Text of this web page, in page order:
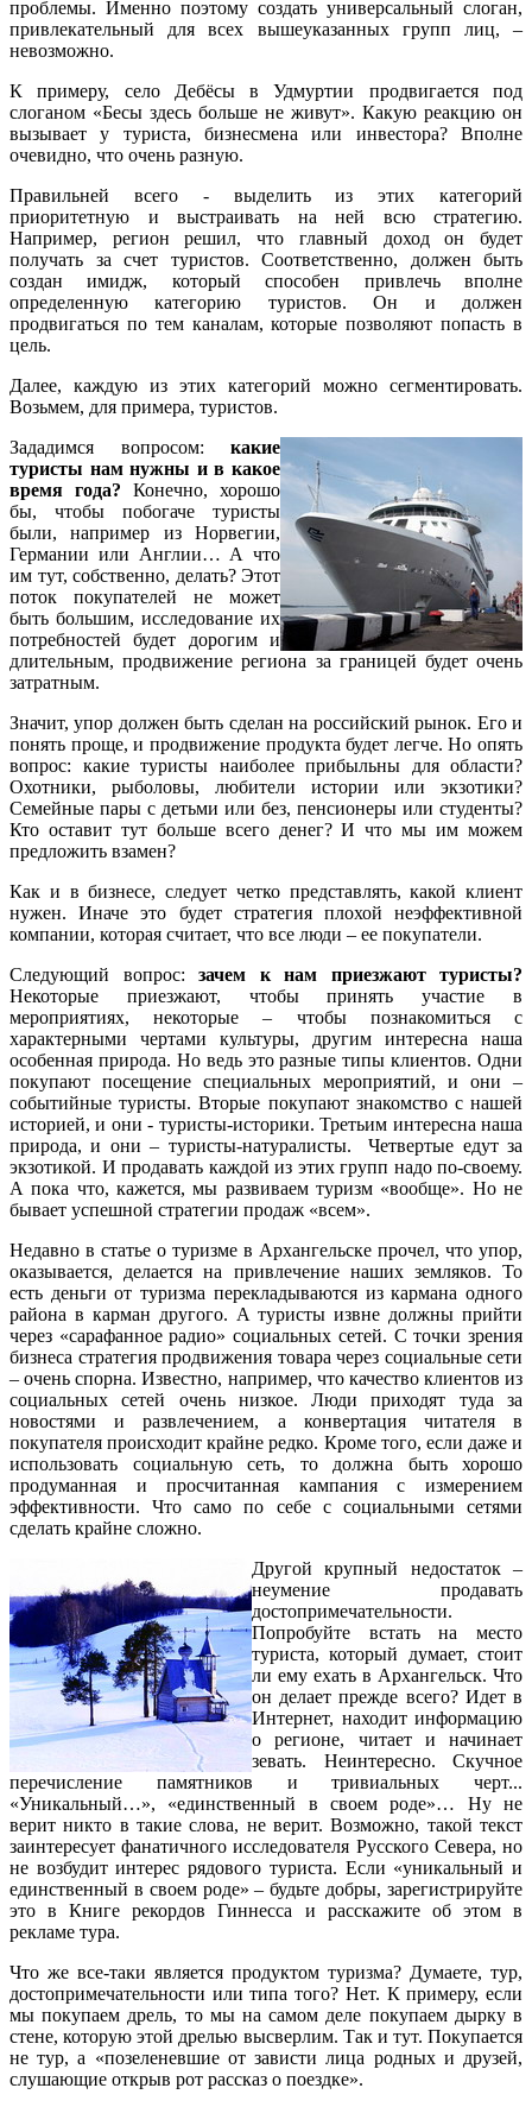
проблемы. Именно поэтому создать универсальный слоган,
привлекательный для всех вышеуказанных групп лиц, –
невозможно.
К примеру, село Дебёсы в Удмуртии продвигается под
слоганом «Бесы здесь больше не живут». Какую реакцию он
вызывает у туриста, бизнесмена или инвестора? Вполне
очевидно, что очень разную.
Правильней всего - выделить из этих категорий
приоритетную и выстраивать на ней всю стратегию.
Например, регион решил, что главный доход он будет
получать за счет туристов. Соответственно, должен быть
создан имидж, который способен привлечь вполне
определенную категорию туристов. Он и должен
продвигаться по тем каналам, которые позволяют попасть в
цель.
Далее, каждую из этих категорий можно сегментировать.
Возьмем, для примера, туристов.
Зададимся вопросом: какие
туристы нам нужны и в какое
время года? Конечно, хорошо
бы, чтобы побогаче туристы
были, например из Норвегии,
Германии или Англии… А что
им тут, собственно, делать? Этот
поток покупателей не может
быть большим, исследование их
потребностей будет дорогим и
длительным, продвижение региона за границей будет очень
затратным.
Значит, упор должен быть сделан на российский рынок. Его и
понять проще, и продвижение продукта будет легче. Но опять
вопрос: какие туристы наиболее прибыльны для области?
Охотники, рыболовы, любители истории или экзотики?
Семейные пары с детьми или без, пенсионеры или студенты?
Кто оставит тут больше всего денег? И что мы им можем
предложить взамен?
Как и в бизнесе, следует четко представлять, какой клиент
нужен. Иначе это будет стратегия плохой неэффективной
компании, которая считает, что все люди – ее покупатели.
Следующий вопрос: зачем к нам приезжают туристы?
Некоторые приезжают, чтобы принять участие в
мероприятиях, некоторые – чтобы познакомиться с
характерными чертами культуры, другим интересна наша
особенная природа. Но ведь это разные типы клиентов. Одни
покупают посещение специальных мероприятий, и они –
событийные туристы. Вторые покупают знакомство с нашей
историей, и они - туристы-историки. Третьим интересна наша
природа, и они – туристы-натуралисты. Четвертые едут за
экзотикой. И продавать каждой из этих групп надо по-своему.
А пока что, кажется, мы развиваем туризм «вообще». Но не
бывает успешной стратегии продаж «всем».
Недавно в статье о туризме в Архангельске прочел, что упор,
оказывается, делается на привлечение наших земляков. То
есть деньги от туризма перекладываются из кармана одного
района в карман другого. А туристы извне должны прийти
через «сарафанное радио» социальных сетей. С точки зрения
бизнеса стратегия продвижения товара через социальные сети
– очень спорна. Известно, например, что качество клиентов из
социальных сетей очень низкое. Люди приходят туда за
новостями и развлечением, а конвертация читателя в
покупателя происходит крайне редко. Кроме того, если даже и
использовать социальную сеть, то должна быть хорошо
продуманная и просчитанная кампания с измерением
эффективности. Что само по себе с социальными сетями
сделать крайне сложно.
Другой крупный недостаток –
неумение продавать
достопримечательности.
Попробуйте встать на место
туриста, который думает, стоит
ли ему ехать в Архангельск. Что
он делает прежде всего? Идет в
Интернет, находит информацию
о регионе, читает и начинает
зевать. Неинтересно. Скучное
перечисление памятников и тривиальных черт...
«Уникальный…», «единственный в своем роде»… Ну не
верит никто в такие слова, не верит. Возможно, такой текст
заинтересует фанатичного исследователя Русского Севера, но
не возбудит интерес рядового туриста. Если «уникальный и
единственный в своем роде» – будьте добры, зарегистрируйте
это в Книге рекордов Гиннесса и расскажите об этом в
рекламе тура.
Что же все-таки является продуктом туризма? Думаете, тур,
достопримечательности или типа того? Нет. К примеру, если
мы покупаем дрель, то мы на самом деле покупаем дырку в
стене, которую этой дрелью высверлим. Так и тут. Покупается
не тур, а «позеленевшие от зависти лица родных и друзей,
слушающие открыв рот рассказ о поездке».